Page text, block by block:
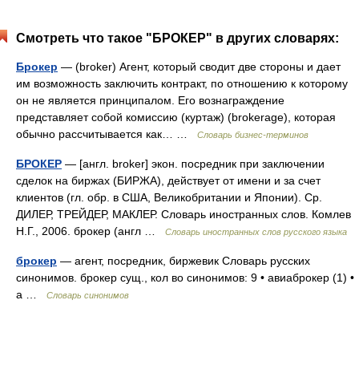
Смотреть что такое "БРОКЕР" в других словарях:
Брокер — (broker) Агент, который сводит две стороны и дает
им возможность заключить контракт, по отношению к которому
он не является принципалом. Его вознаграждение
представляет собой комиссию (куртаж) (brokerage), которая
обычно рассчитывается как… …
Словарь бизнес-терминов
БРОКЕР — [англ. broker] экон. посредник при заключении
сделок на биржах (БИРЖА), действует от имени и за счет
клиентов (гл. обр. в США, Великобритании и Японии). Ср.
ДИЛЕР, ТРЕЙДЕР, МАКЛЕР. Словарь иностранных слов. Комлев
Н.Г., 2006. брокер (англ …
Словарь иностранных слов русского языка
брокер — агент, посредник, биржевик Словарь русских
синонимов. брокер сущ., кол во синонимов: 9 • авиаброкер (1) •
а …
Словарь синонимов